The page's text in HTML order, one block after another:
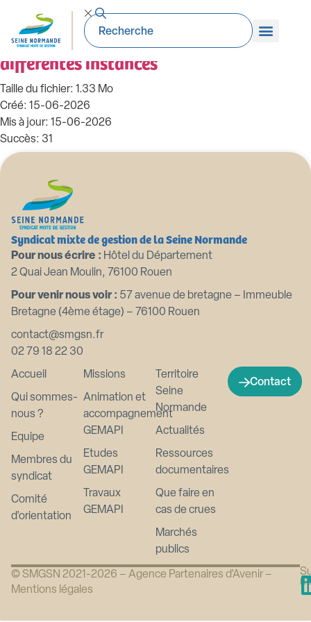
99_DE-2026.06.06 Désignation des
représentants du SMGSN dans
différentes instances
Taille du fichier: 1.33 Mo
Créé: 15-06-2026
Mis à jour: 15-06-2026
Succès: 31
Syndicat mixte de gestion de la Seine Normande
Pour nous écrire : Hôtel du Département
2 Quai Jean Moulin, 76100 Rouen
Pour venir nous voir : 57 avenue de bretagne – Immeuble
Bretagne (4ème étage) – 76100 Rouen
contact@smgsn.fr
02 79 18 22 30
Accueil
Qui sommes-
nous ?
Equipe
Membres du
syndicat
Comité
d’orientation
Missions
Animation et
accompagnement
GEMAPI
Etudes
GEMAPI
Travaux
GEMAPI
Territoire
Seine
Normande
Actualités
Ressources
documentaires
Que faire en
cas de crues
Marchés
publics
Contact
© SMGSN 2021-2026 – Agence Partenaires d’Avenir –
Mentions légales